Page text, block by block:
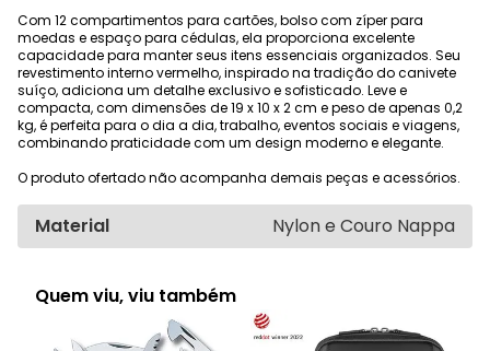
Com 12 compartimentos para cartões, bolso com zíper para
moedas e espaço para cédulas, ela proporciona excelente
capacidade para manter seus itens essenciais organizados. Seu
revestimento interno vermelho, inspirado na tradição do canivete
suíço, adiciona um detalhe exclusivo e sofisticado. Leve e
compacta, com dimensões de 19 x 10 x 2 cm e peso de apenas 0,2
kg, é perfeita para o dia a dia, trabalho, eventos sociais e viagens,
combinando praticidade com um design moderno e elegante.
O produto ofertado não acompanha demais peças e acessórios.
Material Nylon e Couro Nappa
Quem viu, viu também